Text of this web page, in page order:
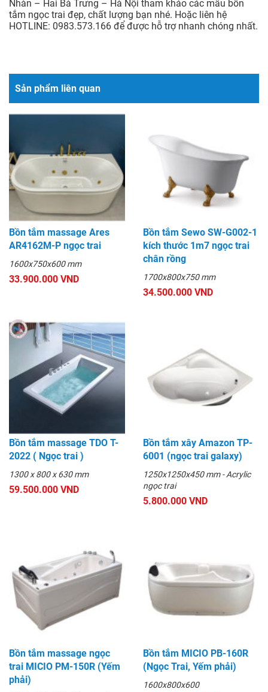
Nhàn – Hai Bà Trưng – Hà Nội tham khảo các mẫu bồn
tắm ngọc trai đẹp, chất lượng bạn nhé. Hoặc liên hệ
HOTLINE: 0983.573.166 để được hỗ trợ nhanh chóng nhất.
Sản phẩm liên quan
Bồn tắm massage Ares
AR4162M-P ngọc trai
1600x750x600 mm
33.900.000 VND
Bồn tắm Sewo SW-G002-1
kích thước 1m7 ngọc trai
chân rồng
1700x800x750 mm
34.500.000 VND
Bồn tắm massage TDO T-
2022 ( Ngọc trai )
1300 x 800 x 630 mm
59.500.000 VND
Bồn tắm xây Amazon TP-
6001 (ngọc trai galaxy)
1250x1250x450 mm - Acrylic
ngọc trai
5.800.000 VND
Bồn tắm massage ngọc
trai MICIO PM-150R (Yếm
phải)
Bồn tắm MICIO PB-160R
(Ngọc Trai, Yếm phải)
1600x800x600